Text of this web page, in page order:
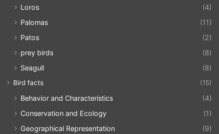
Loros
(4)
Palomas
(11)
Patos
(2)
prey birds
(8)
Seagull
(8)
Bird facts (15)
Behavior and Characteristics
(4)
Conservation and Ecology
(1)
Geographical Representation
(9)